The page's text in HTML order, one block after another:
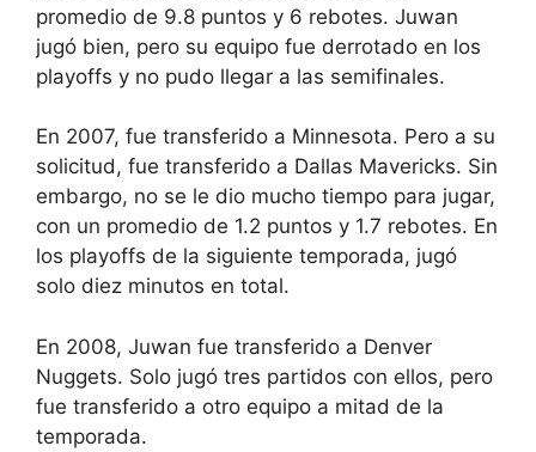
promedio de 9.8 puntos y 6 rebotes. Juwan
jugó bien, pero su equipo fue derrotado en los
playoffs y no pudo llegar a las semifinales.
En 2007, fue transferido a Minnesota. Pero a su
solicitud, fue transferido a Dallas Mavericks. Sin
embargo, no se le dio mucho tiempo para jugar,
con un promedio de 1.2 puntos y 1.7 rebotes. En
los playoffs de la siguiente temporada, jugó
solo diez minutos en total.
En 2008, Juwan fue transferido a Denver
Nuggets. Solo jugó tres partidos con ellos, pero
fue transferido a otro equipo a mitad de la
temporada.